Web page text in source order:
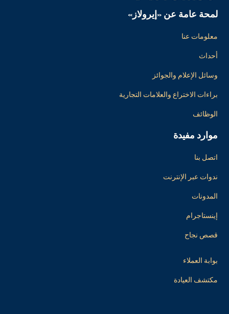
لمحة عامة عن «إيرولاز»
معلومات عنا
أحداث
وسائل الإعلام والجوائز
براءات الاختراع والعلامات التجارية
الوظائف
موارد مفيدة
اتصل بنا
ندوات عبر الإنترنت
المدونات
إينستاجرام
قصص نجاح
بوابة العملاء
مكتشف العيادة